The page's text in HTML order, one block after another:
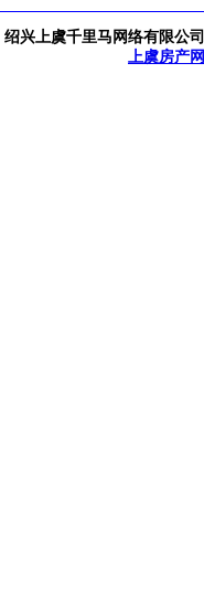
绍兴上虞千里马网络有限公司
上虞房产网